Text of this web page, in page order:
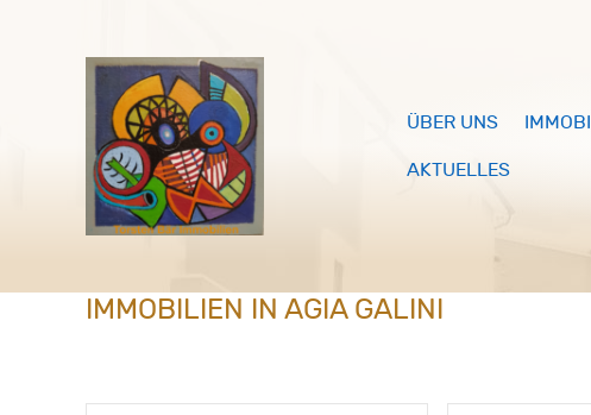
ÜBER UNS
AKTUELLES
IMMOBILIEN IN AGIA GALINI